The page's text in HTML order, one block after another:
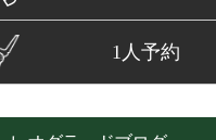
1人予約